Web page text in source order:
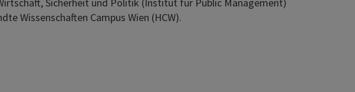
Sicherheit und Politik (Institut für Public Management)
Wissenschaften Campus Wien (HCW).